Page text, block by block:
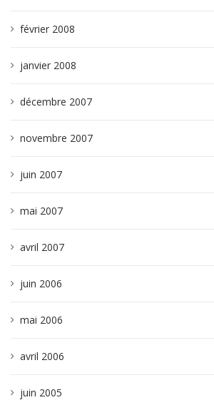
février 2008
janvier 2008
décembre 2007
novembre 2007
juin 2007
mai 2007
avril 2007
juin 2006
mai 2006
avril 2006
juin 2005